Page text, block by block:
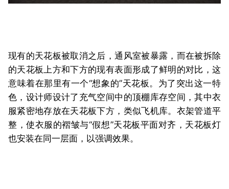
现有的天花板被取消之后，通风室被暴露，而在被拆除
的天花板上方和下方的现有表面形成了鲜明的对比，这
意味着在那里有一个“想象的”天花板。为了突出这一特
色，设计师设计了充气空间中的顶棚库存空间，其中衣
服紧密地存放在天花板下方，类似飞机库。衣架管道平
整，使衣服的褶皱与“假想”天花板平面对齐，天花板灯
也安装在同一层面，以强调效果。